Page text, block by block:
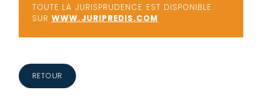
TOUTE LA JURISPRUDENCE EST DISPONIBLE
SURWWW.JURIPREDIS.COM
RETOUR